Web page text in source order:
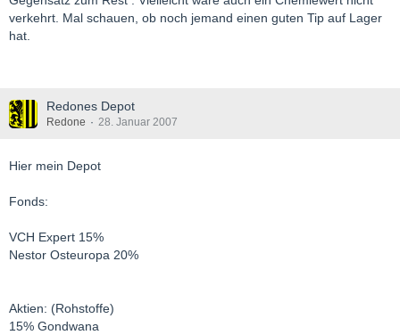
verkehrt. Mal schauen, ob noch jemand einen guten Tip auf Lager
hat.
Redones Depot
Redone 28. Januar 2007
Hier mein Depot
Fonds:
VCH Expert 15%
Nestor Osteuropa 20%
Aktien: (Rohstoffe)
15% Gondwana